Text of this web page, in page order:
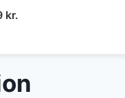
kr.